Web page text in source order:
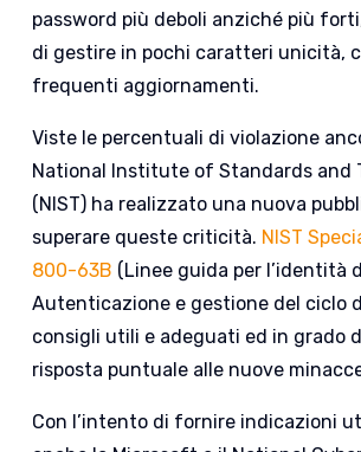
password più deboli anziché più
di gestire in pochi caratteri unicità,
frequenti aggiornamenti.
Viste le percentuali di violazione
National Institute of Standards and
(NIST) ha realizzato una nuova
superare queste criticità. NIST
800-63B (Linee guida per l’identità
Autenticazione e gestione del ciclo
consigli utili e adeguati ed in grado
risposta puntuale alle nuove
Con l’intento di fornire indicazioni